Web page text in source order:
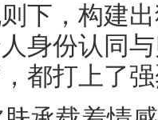
下，构建
身份认同
都打上了